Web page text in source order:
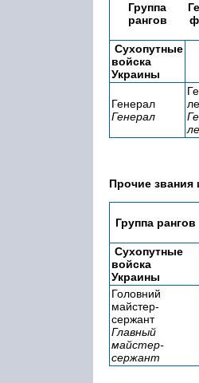
Группа
рангов
Сухопутные
войска
Украины
Генерал
Генерал
Прочие
Группа рангов
Сухопутные
войска
Украины
Головний
майстер-
сержант
Главный
майстер-
сержант